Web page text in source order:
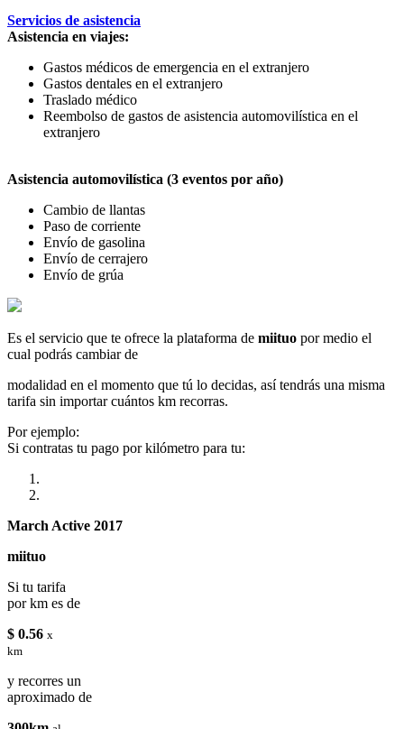
Servicios de asistencia
Asistencia en viajes:
Gastos médicos de emergencia en el extranjero
Gastos dentales en el extranjero
Traslado médico
Reembolso de gastos de asistencia automovilística en el
extranjero
Asistencia automovilística (3 eventos por año)
Cambio de llantas
Paso de corriente
Envío de gasolina
Envío de cerrajero
Envío de grúa
Es el servicio que te ofrece la plataforma de miituo por medio el
cual podrás cambiar de
modalidad en el momento que tú lo decidas, así tendrás una misma
tarifa sin importar cuántos km recorras.
Por ejemplo:
Si contratas tu pago por kilómetro para tu:
March Active 2017
miituo
Si tu tarifa
por km es de
$ 0.56 x
km
y recorres un
aproximado de